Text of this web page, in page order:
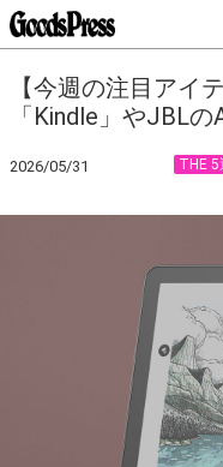
【今週の注目アイ
「Kindle」やJBL
2026/05/31 THE 5